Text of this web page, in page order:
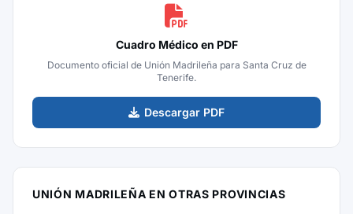
Cuadro Médico en PDF
Documento oficial de Unión Madrileña para Santa Cruz de
Tenerife.
Descargar PDF
UNIÓN MADRILEÑA EN OTRAS PROVINCIAS